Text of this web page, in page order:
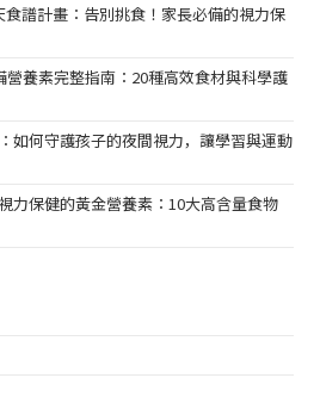
譜計畫：告別挑食！家長必備的視力保
養素完整指南：20種高效食材與科學護
如何守護孩子的夜間視力，讓學習與運動
力保健的黃金營養素：10大高含量食物